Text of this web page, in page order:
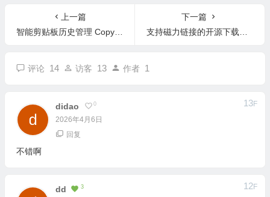
上一篇
智能剪贴板历史管理 CopyQ v16.0.0 中文版-支持图片文本编辑快捷键
下一篇
支持磁力链接的开源下载软件 Free Download Manager v6.34 中文版
评论 14 访客 13 作者 1
Didao 0
2026年4月6日
13F
回复
不错啊
Dd 3 12F